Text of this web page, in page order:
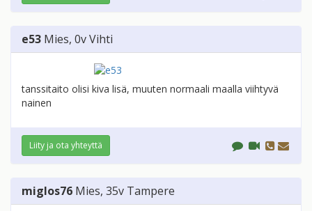
e53 Mies, 0vVihti
tanssitaito olisi kiva lisä, muuten normaali maalla viihtyvä
nainen
Liity ja ota yhteyttä
miglos76 Mies, 35v Tampere